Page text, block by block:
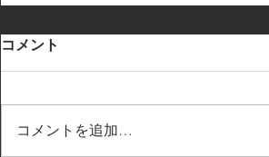
コメント
コメントを追加…